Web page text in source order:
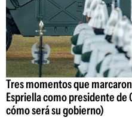
Tres momentos que
Espriella como presidente de
cómo será su gobierno)